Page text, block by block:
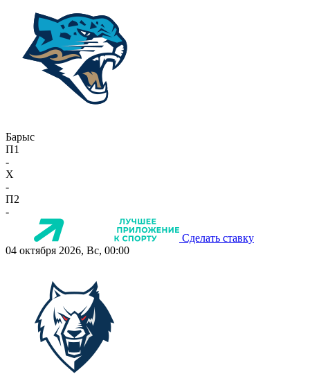
Барыс
П1
-
X
-
П2
-
Сделать ставку
04 октября 2026, Вс, 00:00